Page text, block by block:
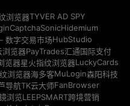
浏览器TYVER AD SPY
CaptchaSonicHidemium
字交易市场HubStudio
浏览器PayTrades汇通国际支付
览器星火指纹浏览器LuckyCards
浏览器海多客MuLogin森阳科技
导航TK云大师FanBrowser
浏览LEEPSMART跨境营销